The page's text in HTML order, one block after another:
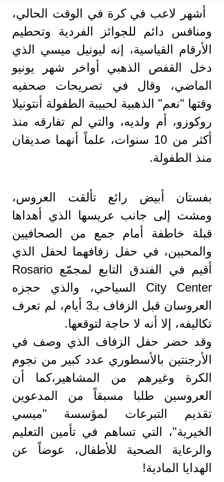
أشهر لاعب في كرة في الوقت الحالي،
ومنافس دائم للجوائز الفردية وتحطيم
الأرقام القياسية، إنه ليونيل ميسي الذي
دخل القفص الذهبي أواخر شهر يونيو
الماضي، وقال في تصريحات صحفيه
وقتها "نعم" الذهبية لحبيبة الطفولة أنتونيلا
روكوزو، أم ولديه، والتي لم تفارقه منذ
أكثر من 10 سنوات، علماً أنهما صديقان
منذ الطفولة.
بفستان أبيض رائع تألقت العروس،
ومشت إلى جانب عريسها الذي أهداها
قبلة خاطفة أمام جمع من الصحافيين
والمحبين، في حفل زفافهما لحفل الذي
أقيم في الفندق التابع لمجمّع Rosario
City Center السياحي، والذي حجزه
العروسان قبل الزفاف بـ3 أيام، لم تعرف
تكاليفه، إلا أنه لا حاجة لتوقعها.
وقد حضر حفل الزفاف الذي وصف في
الأرجنتين بالأسطوري عدد كبير من نجوم
الكرة وغيرهم من المشاهير،كما أن
العروسين طلبا مسبقاً من المدعوين
تقديم التبرعات لمؤسسة "ميسي
الخيرية"، التي تساهم في تأمين التعليم
والرعاية الصحية للأطفال، عوضاً عن
الهدايا المادية!